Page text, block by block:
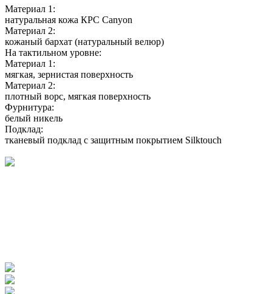
Материал 1:
натуральная кожа КРС Canyon
Материал 2:
кожаный бархат (натуральный велюр)
На тактильном уровне:
Материал 1:
мягкая, зернистая поверхность
Материал 2:
плотный ворс, мягкая поверхность
Фурнитура:
белый никель
Подклад:
тканевый подклад с защитным покрытием Silktouch